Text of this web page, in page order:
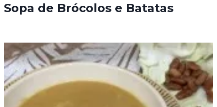
Sopa de Brócolos e Batatas